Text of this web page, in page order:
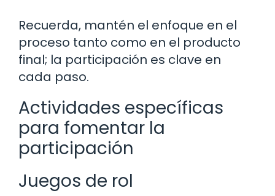
Recuerda, mantén el enfoque en el
proceso tanto como en el producto
final; la participación es clave en
cada paso.
Actividades específicas
para fomentar la
participación
Juegos de rol